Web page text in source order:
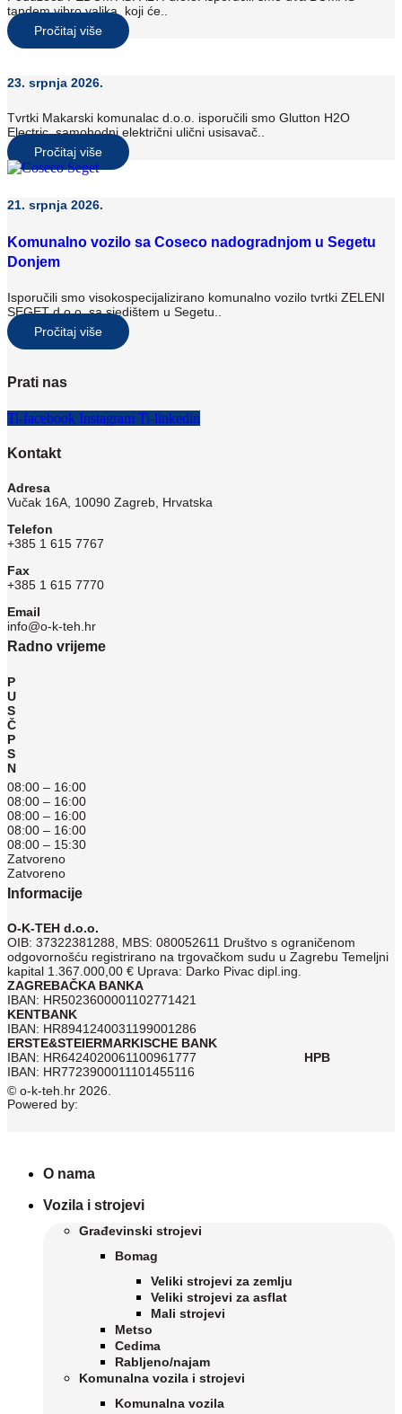
tandem vibro valjka koji će..
Pročitaj više
23. srpnja 2026.
Tvrtki Makarski komunalac d.o.o. isporučili smo Glutton H2O
Electric, samohodni električni ulični usisavač..
Pročitaj više
21. srpnja 2026.
Komunalno vozilo sa Coseco nadogradnjom u Segetu
Donjem
Isporučili smo visokospecijalizirano komunalno vozilo tvrtki ZELENI
SEGET d.o.o. sa sjedištem u Segetu..
Pročitaj više
Prati nas
Ti-facebook Instagram Ti-linkedin
Kontakt
Adresa
Vučak 16A, 10090 Zagreb, Hrvatska
Telefon
+385 1 615 7767
Fax
+385 1 615 7770
Email
info@o-k-teh.hr
Radno vrijeme
P
U
S
Č
P
S
N
08:00 – 16:00
08:00 – 16:00
08:00 – 16:00
08:00 – 16:00
08:00 – 15:30
Zatvoreno
Zatvoreno
Informacije
O-K-TEH d.o.o.
OIB: 37322381288, MBS: 080052611 Društvo s ograničenom
odgovornošću registrirano na trgovačkom sudu u Zagrebu Temeljni
kapital 1.367.000,00 € Uprava: Darko Pivac dipl.ing.
ZAGREBAČKA BANKA
IBAN: HR5023600001102771421
KENTBANK
IBAN: HR8941240031199001286
ERSTE&STEIERMARKISCHE BANK
IBAN: HR6424020061100961777 HPB
IBAN: HR7723900011101455116
© o-k-teh.hr 2026.
Powered by:
O nama
Vozila i strojevi
Građevinski strojevi
Bomag
Veliki strojevi za zemlju
Veliki strojevi za asflat
Mali strojevi
Metso
Cedima
Rabljeno/najam
Komunalna vozila i strojevi
Komunalna vozila